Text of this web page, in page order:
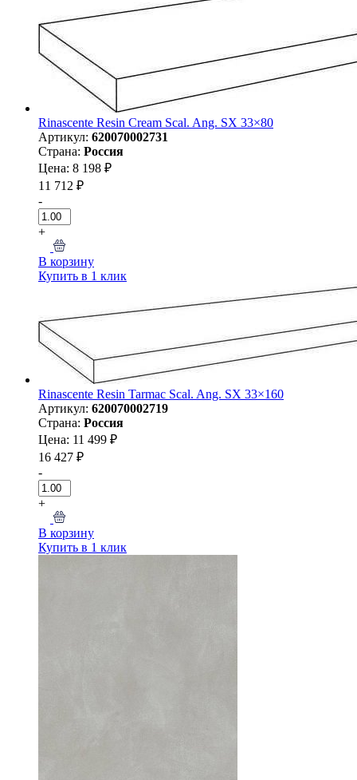
Rinascente Resin Cream Scal. Ang. SX 33×80
Артикул: 620070002731
Страна: Россия
Цена: 8 198 ₽
11 712 ₽
-
+
В корзину
Купить в 1 клик
Rinascente Resin Tarmac Scal. Ang. SX 33×160
Артикул: 620070002719
Страна: Россия
Цена: 11 499 ₽
16 427 ₽
-
+
В корзину
Купить в 1 клик